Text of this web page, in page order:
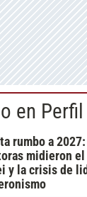
en Perfil
rumbo a
midieron el
y la crisis de